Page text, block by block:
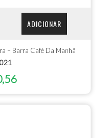
ADICIONAR
– Barra Café Da Manhã